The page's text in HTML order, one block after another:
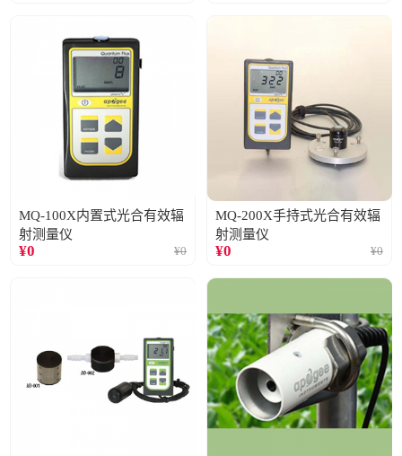
MQ-100X内置式光合有效辐
射测量仪
¥0 ¥0
MQ-200X手持式光合有效辐
射测量仪
¥0 ¥0